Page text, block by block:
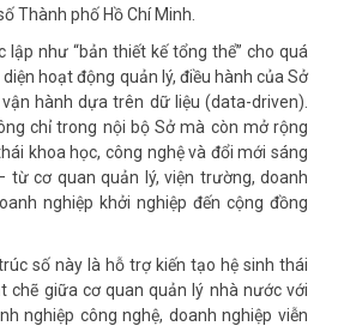
Thành phố Hồ Chí Minh.
lập như “bản thiết kế tổng thể” cho quá
hoạt động quản lý, điều hành của Sở
hành dựa trên dữ liệu (data-driven).
chỉ trong nội bộ Sở mà còn mở rộng
khoa học, công nghệ và đổi mới sáng
từ cơ quan quản lý, viện trường, doanh
nghiệp khởi nghiệp đến cộng đồng
số này là hỗ trợ kiến tạo hệ sinh thái
chẽ giữa cơ quan quản lý nhà nước với
nghiệp công nghệ, doanh nghiệp viễn